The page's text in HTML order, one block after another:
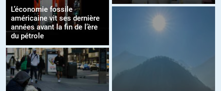
L’économie fossile
américaine vit ses dernière
années avant la fin de l’ère
du pétrole